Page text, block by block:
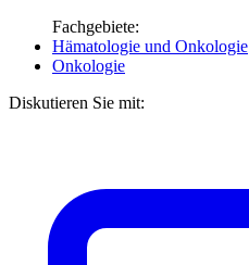
Fachgebiete:
Hämatologie und Onkologie
Onkologie
Diskutieren Sie mit: